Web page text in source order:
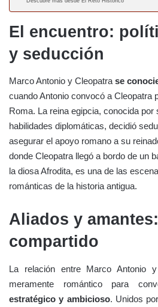
El encuentro:
y seducción
Marco Antonio y Cleopatrase
cuando Antonio convocó a Cleopatra
Roma. La reina egipcia, conocida por
habilidades diplomáticas, decidió
asegurar el apoyo romano a su
donde Cleopatra llegó a bordo de un
la diosa Afrodita, es una de las
románticas de la historia antigua.
Aliados y
compartido
La relación entre Marco Antonio
meramente romántico para
estratégico y ambicioso. Unidos